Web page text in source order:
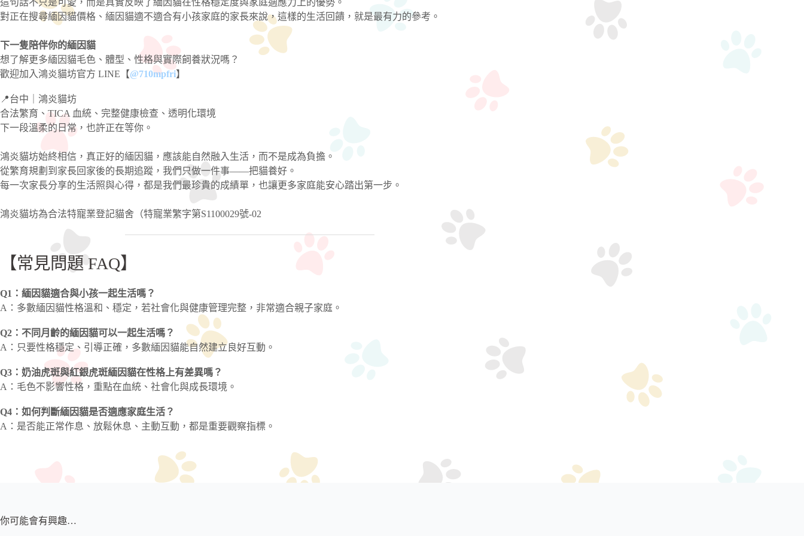
這句話不只是可愛，而是真實反映了緬因貓在性格穩定度與家庭適應力上的優勢。
對正在搜尋緬因貓價格、緬因貓適不適合有小孩家庭的家長來說，這樣的生活回饋，就是最有力的參考。
下一隻陪伴你的緬因貓
想了解更多緬因貓毛色、體型、性格與實際飼養狀況嗎？
歡迎加入鴻炎貓坊官方 LINE【@710mpfri】
📍台中｜鴻炎貓坊
合法繁育、TICA 血統、完整健康檢查、透明化環境
下一段溫柔的日常，也許正在等你。
鴻炎貓坊始終相信，真正好的緬因貓，應該能自然融入生活，而不是成為負擔。
從繁育規劃到家長回家後的長期追蹤，我們只做一件事——把貓養好。
每一次家長分享的生活照與心得，都是我們最珍貴的成績單，也讓更多家庭能安心踏出第一步。
鴻炎貓坊為合法特寵業登記貓舍（特寵業繁字第S1100029號-02
【常見問題 FAQ】
Q1：緬因貓適合與小孩一起生活嗎？
A：多數緬因貓性格溫和、穩定，若社會化與健康管理完整，非常適合親子家庭。
Q2：不同月齡的緬因貓可以一起生活嗎？
A：只要性格穩定、引導正確，多數緬因貓能自然建立良好互動。
Q3：奶油虎斑與紅銀虎斑緬因貓在性格上有差異嗎？
A：毛色不影響性格，重點在血統、社會化與成長環境。
Q4：如何判斷緬因貓是否適應家庭生活？
A：是否能正常作息、放鬆休息、主動互動，都是重要觀察指標。
你可能會有興趣…